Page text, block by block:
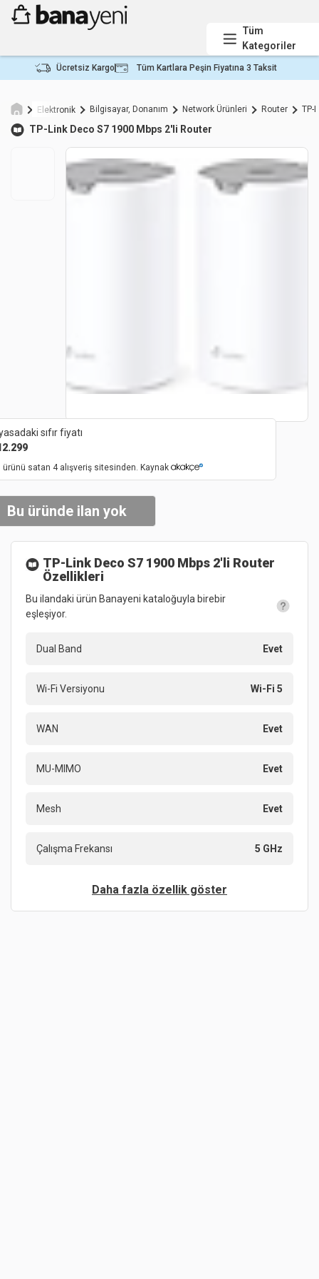
Tüm
Kategoriler
Ücretsiz Kargo Tüm Kartlara Peşin Fiyatına 3 Taksit
Elektronik Bilgisayar, Donanım Network Ürünleri Router TP-
TP-Link Deco S7 1900 Mbps 2'li Router
sıfır fiyatı
ürünü satan 4 alışveriş sitesinden. Kaynak
Bu üründe ilan yok
TP-Link Deco S7 1900 Mbps 2'li Router
Özellikleri
Bu ilandaki ürün Banayeni kataloğuyla birebir
eşleşiyor.
Dual Band Evet
Wi-Fi Versiyonu Wi-Fi 5
WAN Evet
MU-MIMO Evet
Mesh Evet
Çalışma Frekansı 5 GHz
Daha fazla özellik göster